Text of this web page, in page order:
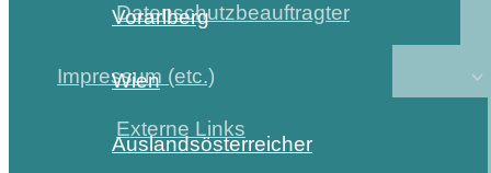
Datenschutzbeauftragter
Impressum (etc.)
Externe Links
Vorarlberg
Wien
Auslandsösterreicher